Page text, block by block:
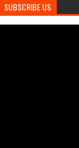
SUBSCRIBE US